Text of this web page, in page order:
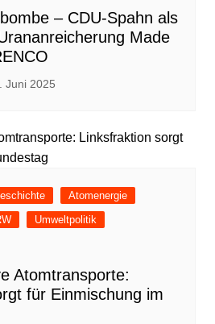
– CDU-Spahn als
Made
Juni 2025
Atomenergie
Umweltpolitik
Atomtransporte:
für Einmischung im